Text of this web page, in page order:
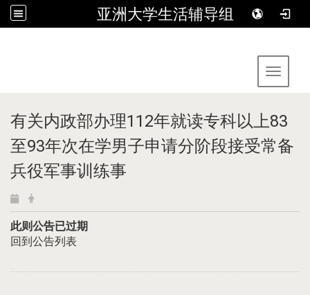
亚洲大学生活辅导组
Toggle
有关内政部办理112年就读专科以上83
至93年次在学男子申请分阶段接受常备
兵役军事训练事
此则公告已过期
回到公告列表